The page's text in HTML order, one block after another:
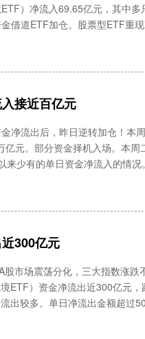
ETF）净流入69.65亿元，其中
借道ETF加仓。股票型ETF重
接近百亿元
净流出后，昨日逆转加仓！本
亿元。部分资金择机入场。本
来少有的单日资金净流入的情
300亿元
股市场震荡分化，三大指数涨
ETF）资金净流出近300亿元
出较多。单日净流出金额超过